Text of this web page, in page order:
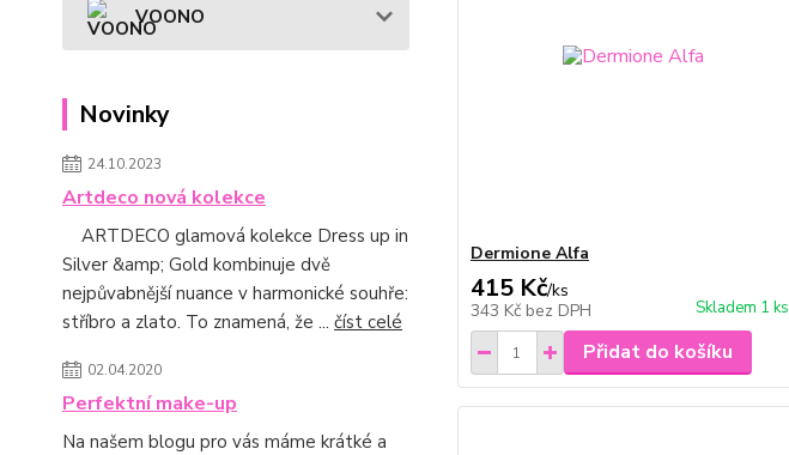
VOONO
Novinky
24.10.2023
Artdeco nová kolekce
ARTDECO glamová kolekce Dress up in
Silver &amp; Gold kombinuje dvě
nejpůvabnější nuance v harmonické souhře:
stříbro a zlato. To znamená, že ... číst celé
02.04.2020
Perfektní make-up
Na našem blogu pro vás máme krátké a
Dermione Alfa
415 Kč/ks
343 Kč bez DPH Skladem 1 ks
Přidat do košíku